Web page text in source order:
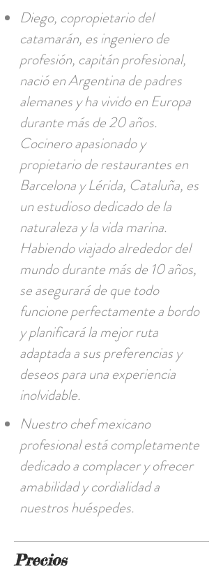
Diego, copropietario del
catamarán, es ingeniero de
profesión, capitán profesional,
nació en Argentina de padres
alemanes y ha vivido en Europa
durante más de 20 años.
Cocinero apasionado y
propietario de restaurantes en
Barcelona y Lérida, Cataluña, es
un estudioso dedicado de la
naturaleza y la vida marina.
Habiendo viajado alrededor del
mundo durante más de 10 años,
se asegurará de que todo
funcione perfectamente a bordo
y planificará la mejor ruta
adaptada a sus preferencias y
deseos para una experiencia
inolvidable.
Nuestro chef mexicano
profesional está completamente
dedicado a complacer y ofrecer
amabilidad y cordialidad a
nuestros huéspedes.
Precios